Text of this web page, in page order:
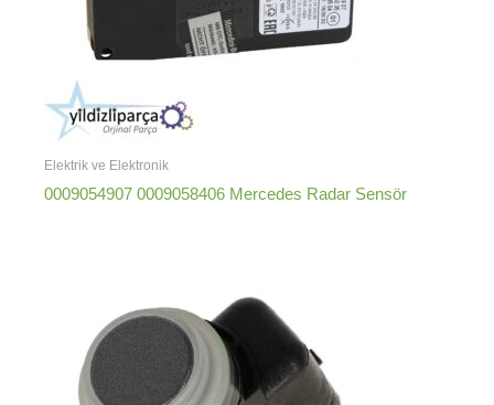
Elektrik ve Elektronik
0009054907 0009058406 Mercedes Radar Sensör